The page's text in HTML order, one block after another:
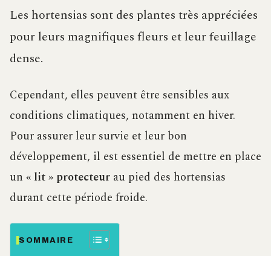
Les hortensias sont des plantes très appréciées
pour leurs magnifiques fleurs et leur feuillage
dense.
Cependant, elles peuvent être sensibles aux
conditions climatiques, notamment en hiver.
Pour assurer leur survie et leur bon
développement, il est essentiel de mettre en place
un « lit » protecteur au pied des hortensias
durant cette période froide.
SOMMAIRE